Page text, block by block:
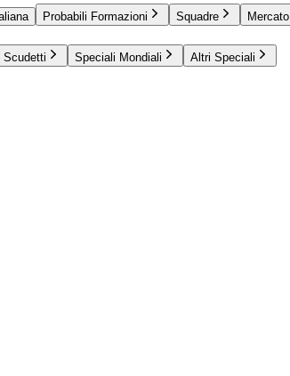
Probabili Formazioni Squadre Mercato
Scudetti Speciali Mondiali Altri Speciali